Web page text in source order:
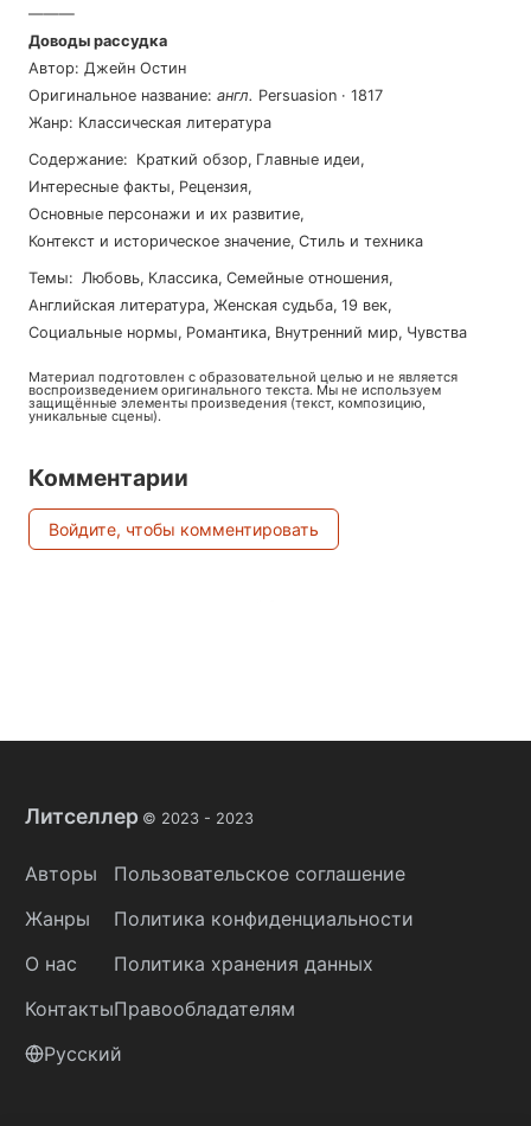
———
Доводы рассудка
Автор: Джейн Остин
Оригинальное название: англ. Persuasion · 1817
Жанр: Классическая литература
Содержание: Краткий обзор, Главные идеи,
Интересные факты, Рецензия,
Основные персонажи и их развитие,
Контекст и историческое значение, Стиль и техника
Темы: любовь, классика, семейные отношения,
английская литература, женская судьба, 19 век,
социальные нормы, романтика, внутренний мир, чувства
Материал подготовлен с образовательной целью и не является
воспроизведением оригинального текста. Мы не используем
защищённые элементы произведения (текст, композицию,
уникальные сцены).
Комментарии
Войдите, чтобы комментировать
Литселлер © 2023 - 2023
Авторы
Жанры
О нас
Контакты
Пользовательское соглашение
Политика конфиденциальности
Политика хранения данных
Правообладателям
Русский